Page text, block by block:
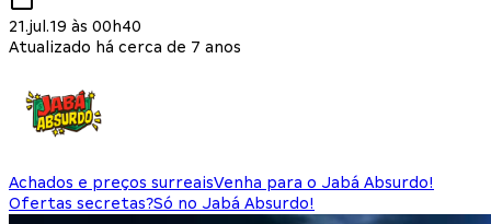
21.jul.19 às 00h40
Atualizado há cerca de 7 anos
Achados e preços surreaisVenha para o Jabá Absurdo!
Ofertas secretas?Só no Jabá Absurdo!